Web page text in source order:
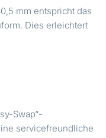
mm entspricht das
Dies erleichtert
Swap“-
servicefreundliche